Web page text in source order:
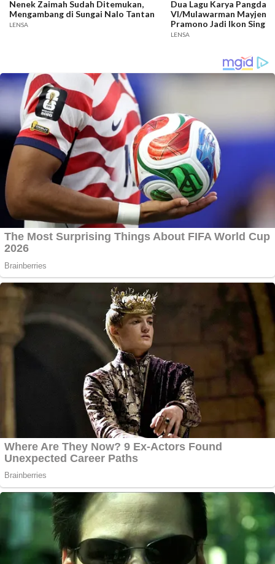
Nenek Zaimah Sudah Ditemukan,
Mengambang di Sungai Nalo Tantan
LENSA
Dua Lagu Karya Pangdam
VI/Mulawarman Mayjen
Pramono Jadi Ikon
Competition HUT Ke-81
LENSA